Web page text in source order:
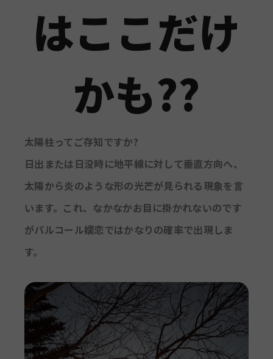
はここだけ
かも??
太陽柱ってご存知ですか?
日出または日没時に地平線に対して垂直方向へ、
太陽から炎のような形の光芒が見られる現象を言
います。これ、なかなかお目に掛かれないのです
がパルコール嬬恋ではかなりの確率で出現しま
す。